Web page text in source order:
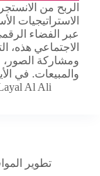
الربح من
الاستراتيجيات
عبر الفضاء
الاجتماعي هذه،
ومشاركة الصور،
والمبيعات. في
Al Ali
تطوير